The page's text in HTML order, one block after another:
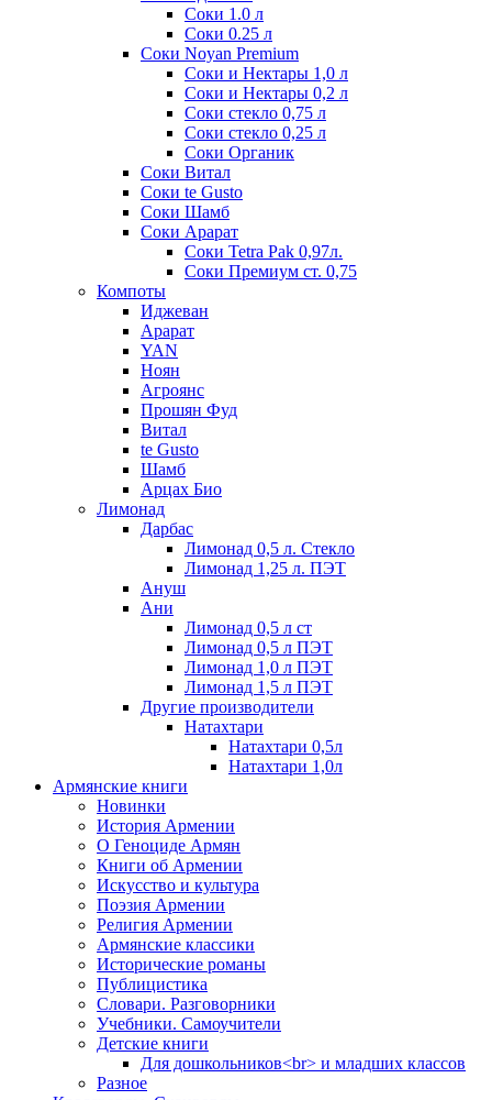
Соки 1.0 л
Соки 0.25 л
Соки Noyan Premium
Соки и Нектары 1,0 л
Соки и Нектары 0,2 л
Соки стекло 0,75 л
Соки стекло 0,25 л
Соки Органик
Соки Витал
Соки te Gusto
Соки Шамб
Соки Арарат
Соки Tetra Pak 0,97л.
Соки Премиум ст. 0,75
Компоты
Иджеван
Арарат
YAN
Ноян
Агроянс
Прошян Фуд
Витал
te Gusto
Шамб
Арцах Био
Лимонад
Дарбас
Лимонад 0,5 л. Стекло
Лимонад 1,25 л. ПЭТ
Ануш
Ани
Лимонад 0,5 л ст
Лимонад 0,5 л ПЭТ
Лимонад 1,0 л ПЭТ
Лимонад 1,5 л ПЭТ
Другие производители
Натахтари
Натахтари 0,5л
Натахтари 1,0л
Армянские книги
Новинки
История Армении
О Геноциде Армян
Книги об Армении
Иcкусство и культура
Поэзия Армении
Религия Армении
Армянские классики
Исторические романы
Публицистика
Словари. Разговорники
Учебники. Самоучители
Детские книги
Для дошкольников<br> и младших классов
Разное